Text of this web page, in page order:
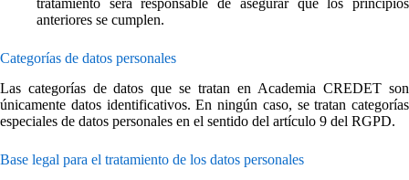
tratamiento será responsable de asegurar que los principios
anteriores se cumplen.
Categorías de datos personales
Las categorías de datos que se tratan en Academia CREDET son
únicamente datos identificativos. En ningún caso, se tratan categorías
especiales de datos personales en el sentido del artículo 9 del RGPD.
Base legal para el tratamiento de los datos personales